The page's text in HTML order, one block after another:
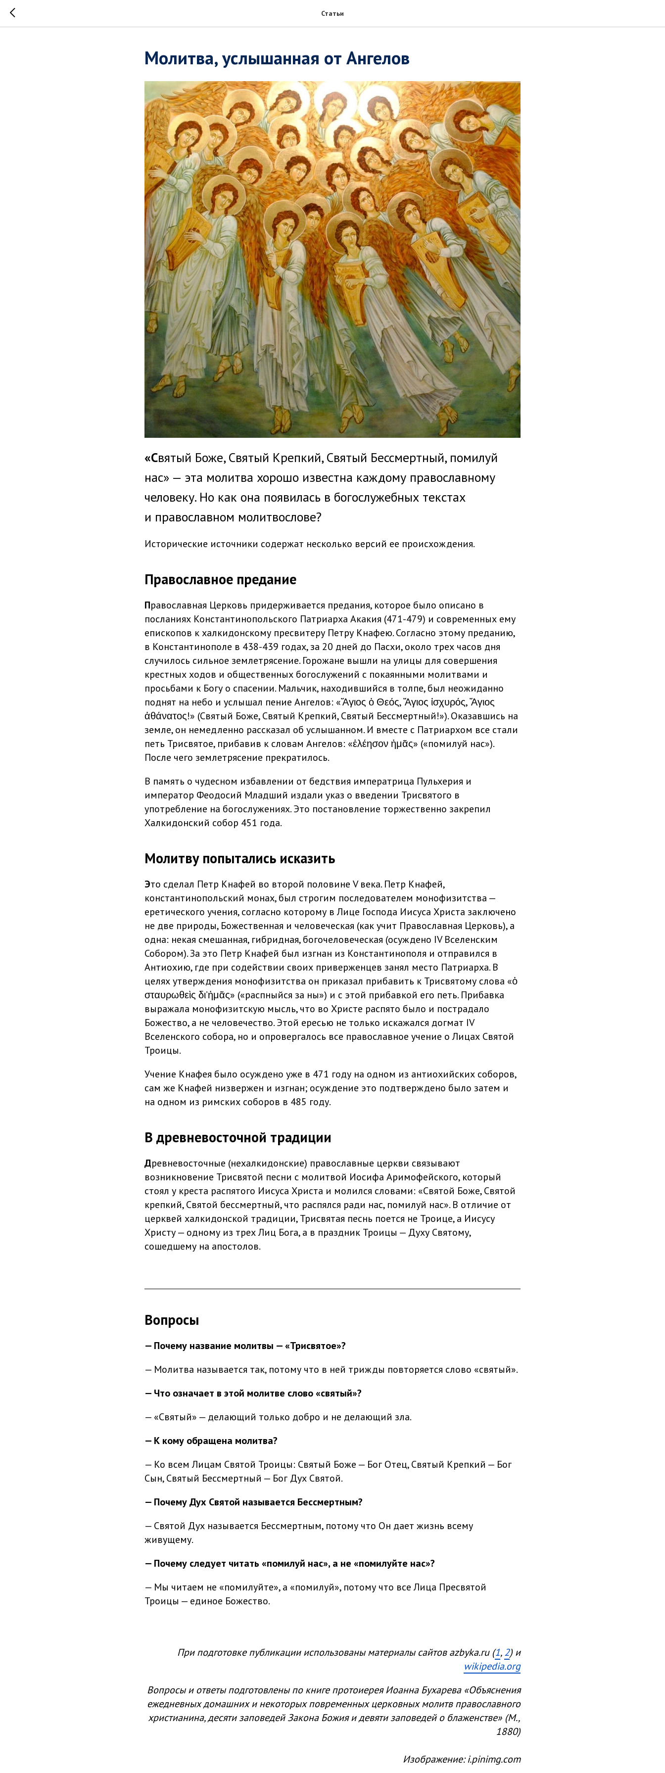
Статьи
Молитва, услышанная от Ангелов
«Святый Боже, Святый Крепкий, Святый Бессмертный, помилуй
нас» — эта молитва хорошо известна каждому православному
человеку. Но как она появилась в богослужебных текстах
и православном молитвослове?
Исторические источники содержат несколько версий ее происхождения.
Православное предание
Православная Церковь придерживается предания, которое было описано в
посланиях Константинопольского Патриарха Акакия (471-479) и современных ему
епископов к халкидонскому пресвитеру Петру Кнафею. Согласно этому преданию,
в Константинополе в 438-439 годах, за 20 дней до Пасхи, около трех часов дня
случилось сильное землетрясение. Горожане вышли на улицы для совершения
крестных ходов и общественных богослужений с покаянными молитвами и
просьбами к Богу о спасении. Мальчик, находившийся в толпе, был неожиданно
поднят на небо и услышал пение Ангелов: «Ἅγιος ὁ Θεός, Ἅγιος ἰσχυρός, Ἅγιος
ἀθάνατος!» (Святый Боже, Святый Крепкий, Святый Бессмертный!»). Оказавшись на
земле, он немедленно рассказал об услышанном. И вместе с Патриархом все стали
петь Трисвятое, прибавив к словам Ангелов: «ἐλέησον ἡμᾶς» («помилуй нас»).
После чего землетрясение прекратилось.
В память о чудесном избавлении от бедствия императрица Пульхерия и
император Феодосий Младший издали указ о введении Трисвятого в
употребление на богослужениях. Это постановление торжественно закрепил
Халкидонский собор 451 года.
Молитву попытались исказить
Это сделал Петр Кнафей во второй половине V века. Петр Кнафей,
константинопольский монах, был строгим последователем монофизитства —
еретического учения, согласно которому в Лице Господа Иисуса Христа заключено
не две природы, Божественная и человеческая (как учит Православная Церковь), а
одна: некая смешанная, гибридная, богочеловеческая (осуждено IV Вселенским
Собором). За это Петр Кнафей был изгнан из Константинополя и отправился в
Антиохию, где при содействии своих приверженцев занял место Патриарха. В
целях утверждения монофизитства он приказал прибавить к Трисвятому слова «ὁ
σταυρωθεὶς δι’ἡμᾶς» («распныйся за ны») и с этой прибавкой его петь. Прибавка
выражала монофизитскую мысль, что во Христе распято было и пострадало
Божество, а не человечество. Этой ересью не только искажался догмат IV
Вселенского собора, но и опровергалось все православное учение о Лицах Святой
Троицы.
Учение Кнафея было осуждено уже в 471 году на одном из антиохийских соборов,
сам же Кнафей низвержен и изгнан; осуждение это подтверждено было затем и
на одном из римских соборов в 485 году.
В древневосточной традиции
Древневосточные (нехалкидонские) православные церкви связывают
возникновение Трисвятой песни с молитвой Иосифа Аримофейского, который
стоял у креста распятого Иисуса Христа и молился словами: «Святой Боже, Святой
крепкий, Святой бессмертный, что распялся ради нас, помилуй нас». В отличие от
церквей халкидонской традиции, Трисвятая песнь поется не Троице, а Иисусу
Христу — одному из трех Лиц Бога, а в праздник Троицы — Духу Святому,
сошедшему на апостолов.
Вопросы
— Почему название молитвы — «Трисвятое»?
— Молитва называется так, потому что в ней трижды повторяется слово «святый».
— Что означает в этой молитве слово «святый»?
— «Святый» — делающий только добро и не делающий зла.
— К кому обращена молитва?
— Ко всем Лицам Святой Троицы: Святый Боже — Бог Отец, Святый Крепкий — Бог
Сын, Святый Бессмертный — Бог Дух Святой.
— Почему Дух Святой называется Бессмертным?
— Святой Дух называется Бессмертным, потому что Он дает жизнь всему
живущему.
— Почему следует читать «помилуй нас», а не «помилуйте нас»?
— Мы читаем не «помилуйте», а «помилуй», потому что все Лица Пресвятой
Троицы — единое Божество.
При подготовке публикации использованы материалы сайтов azbyka.ru (1,2) и
wikipedia.org
Вопросы и ответы подготовлены по книге протоиерея Иоанна Бухарева «Объяснения
ежедневных домашних и некоторых повременных церковных молитв православного
христианина, десяти заповедей Закона Божия и девяти заповедей о блаженстве» (М.,
1880)
Изображение: i.pinimg.com